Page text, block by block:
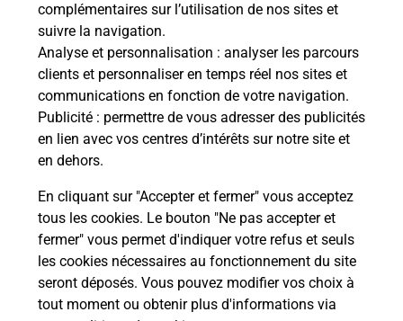
complémentaires sur l’utilisation de nos sites et
suivre la navigation.
Analyse et personnalisation : analyser les parcours
clients et personnaliser en temps réel nos sites et
communications en fonction de votre navigation.
Publicité : permettre de vous adresser des publicités
en lien avec vos centres d’intérêts sur notre site et
en dehors.
En cliquant sur "Accepter et fermer" vous acceptez
tous les cookies. Le bouton "Ne pas accepter et
fermer" vous permet d'indiquer votre refus et seuls
les cookies nécessaires au fonctionnement du site
seront déposés. Vous pouvez modifier vos choix à
tout moment ou obtenir plus d'informations via
Comment La Poste participe-t-elle
à votre sécurité au quotidien ?
Puis-je passer mon code de la route
avec La Poste et sous quelles
conditions ?
Localiser Liste Morbihan LE TOUR DU PARC